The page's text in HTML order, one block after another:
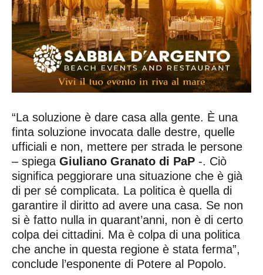
“La soluzione è dare casa alla gente. È una
finta soluzione invocata dalle destre, quelle
ufficiali e non, mettere per strada le persone
– spiega Giuliano Granato di PaP -. Ciò
significa peggiorare una situazione che è già
di per sé complicata. La politica è quella di
garantire il diritto ad avere una casa. Se non
si è fatto nulla in quarant’anni, non è di certo
colpa dei cittadini. Ma è colpa di una politica
che anche in questa regione è stata ferma”,
conclude l’esponente di Potere al Popolo.